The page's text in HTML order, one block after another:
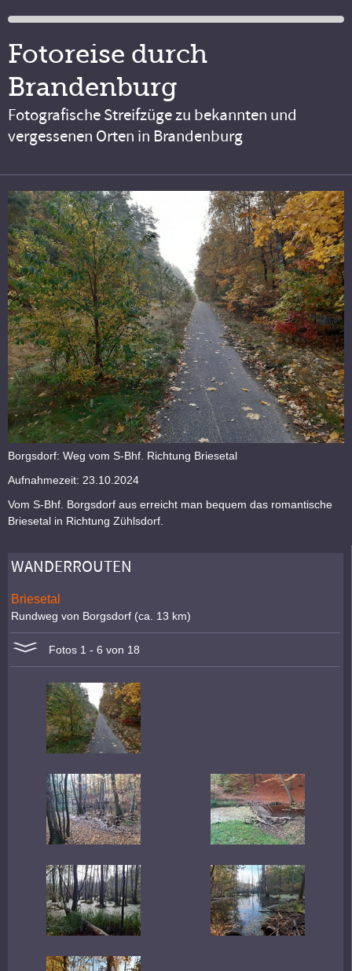
Fotoreise durch
Brandenburg
Fotografische Streifzüge zu bekannten und
vergessenen Orten in Brandenburg
Borgsdorf: Weg vom S-Bhf. Richtung Briesetal
Aufnahmezeit: 23.10.2024
Vom S-Bhf. Borgsdorf aus erreicht man bequem das romantische
Briesetal in Richtung Zühlsdorf.
WANDERROUTEN
Briesetal
Rundweg von Borgsdorf (ca. 13 km)
Fotos 1 - 6 von 18